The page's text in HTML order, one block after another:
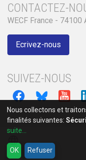
CONTACTEZ-
WECF France -
Ecrivez-nous
SUIVEZ-NOUS
language
Nous collectons et
finalités suivantes:
suite...
OK Refuser